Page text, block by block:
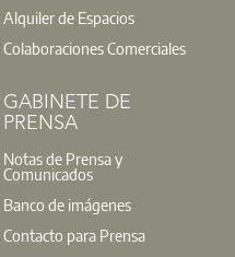
Alquiler de Espacios
Colaboraciones Comerciales
GABINETE DE
PRENSA
Notas de Prensa y
Comunicados
Banco de imágenes
Contacto para Prensa